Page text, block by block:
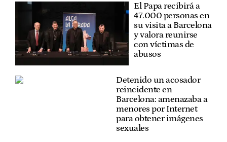
El Papa recibirá a
47.000 personas en
su visita a Barcelona
y valora reunirse
con víctimas de
abusos
Detenido un acosador
reincidente en
Barcelona: amenazaba a
menores por Internet
para obtener imágenes
sexuales